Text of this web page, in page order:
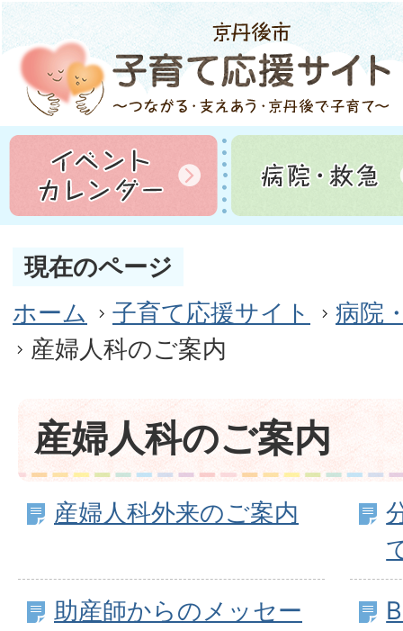
現在のページ
ホーム
子育て応援サイト
病院
産婦人科のご案内
産婦人科のご案内
産婦人科外来のご案内
助産師からのメッセー